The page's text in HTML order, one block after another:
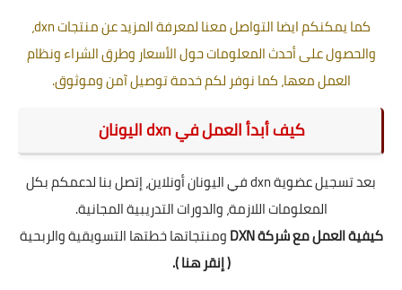
كما يمكنكم ايضا التواصل معنا لمعرفة المزيد عن منتجات dxn،
والحصول على أحدث المعلومات حول الأسعار وطرق الشراء ونظام
العمل معها، كما نوفر لكم خدمة توصيل آمن وموثوق.
كيف أبدأ العمل في dxn اليونان
بعد تسجيل عضوية dxn في اليونان أونلاين، إتصل بنا لدعمكم بكل
المعلومات اللازمة، والدورات التدريبية المجانية.
كيفية العمل مع شركة DXN
ومنتجاتها خطتها التسويقية والربحية
(إنقر هنا).